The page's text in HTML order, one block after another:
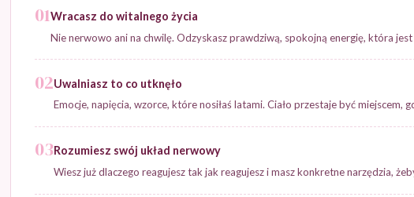
01Wracasz do witalnego życia
Nie nerwowo ani na chwilę. Odzyskasz prawdziwą, spokojną energię, która
02Uwalniasz to co utknęło
Emocje, napięcia, wzorce, które nosiłaś latami. Ciało przestaje być miejscem,
03Rozumiesz swój układ nerwowy
Wiesz już dlaczego reagujesz tak jak reagujesz i masz konkretne narzędzia,